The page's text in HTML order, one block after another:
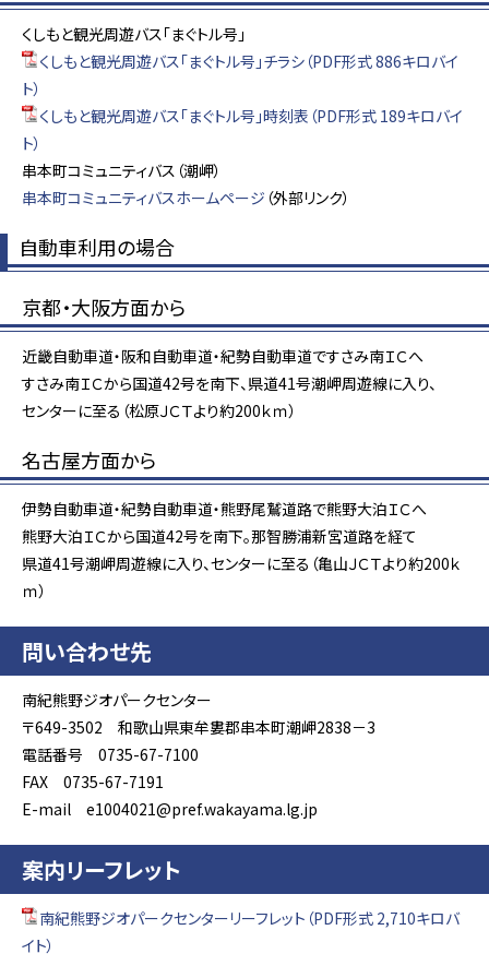
くしもと観光周遊バス「まぐトル号」
くしもと観光周遊バス「まぐトル号」チラシ（PDF形式 886キロバイ
ト）
くしもと観光周遊バス「まぐトル号」時刻表（PDF形式 189キロバイ
ト）
串本町コミュニティバス（潮岬）
串本町コミュニティバスホームページ （外部リンク）
自動車利用の場合
京都・大阪方面から
近畿自動車道・阪和自動車道・紀勢自動車道ですさみ南ＩＣへ
すさみ南ＩＣから国道42号を南下、県道41号潮岬周遊線に入り、
センターに至る（松原ＪＣＴより約200ｋｍ）
名古屋方面から
伊勢自動車道・紀勢自動車道・熊野尾鷲道路で熊野大泊ＩＣへ
熊野大泊ＩＣから国道42号を南下。那智勝浦新宮道路を経て
県道41号潮岬周遊線に入り、センターに至る（亀山ＪＣＴより約200ｋ
ｍ）
問い合わせ先
南紀熊野ジオパークセンター
〒649-3502 和歌山県東牟婁郡串本町潮岬2838－3
電話番号 0735-67-7100
FAX 0735-67-7191
E-mail e1004021@pref.wakayama.lg.jp
案内リーフレット
南紀熊野ジオパークセンターリーフレット（PDF形式 2,710キロバ
イト）